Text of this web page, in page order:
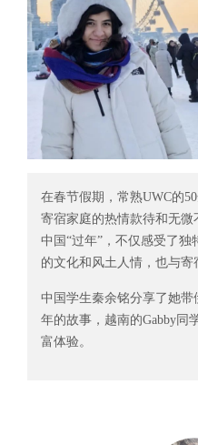
在春节假期，常熟UWC的
寄宿家庭的热情款待和无
中国“过年”，不仅感受了
的文化和风土人情，也与寄
中国学生秦余铭分享了她带
年的故事，越南的Gabby同
富体验。